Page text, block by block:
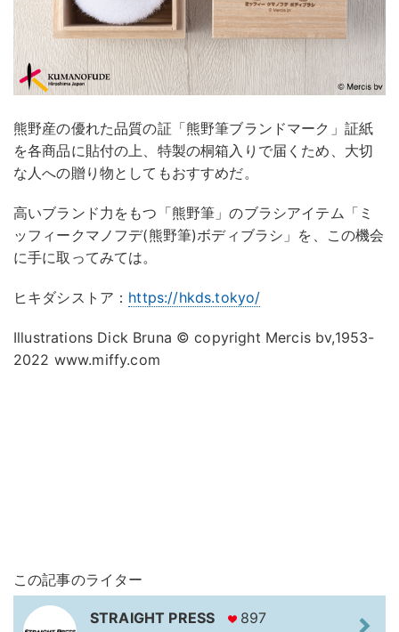
熊野産の優れた品質の証「熊野筆ブランドマーク」証紙
を各商品に貼付の上、特製の桐箱入りで届くため、大切
な人への贈り物としてもおすすめだ。
高いブランド力をもつ「熊野筆」のブラシアイテム「ミ
ッフィークマノフデ(熊野筆)ボディブラシ」を、この機会
に手に取ってみては。
ヒキダシストア： https://hkds.tokyo/
Illustrations Dick Bruna © copyright Mercis bv,1953-
2022 www.miffy.com
この記事のライター
STRAIGHT PRESS 897